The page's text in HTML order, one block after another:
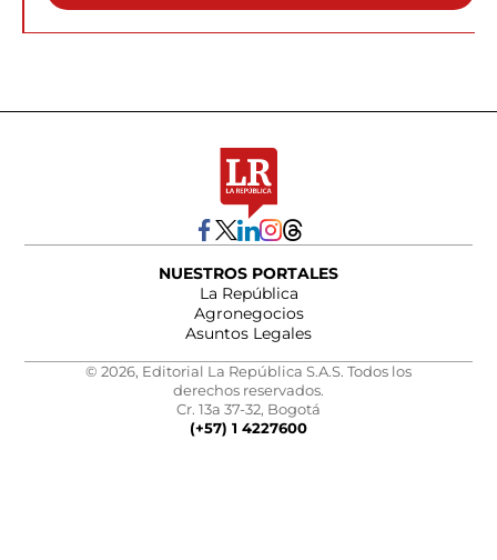
NUESTROS PORTALES
La República
Agronegocios
Asuntos Legales
© 2026, Editorial La República S.A.S. Todos los
derechos reservados.
Cr. 13a 37-32, Bogotá
(+57) 1 4227600